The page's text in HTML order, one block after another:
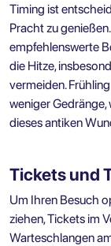
Timing ist
Pracht zu
empfehlenswerte
die Hitze,
vermeiden.
weniger
dieses antiken
Tickets und
Um Ihren Besuch
ziehen, Tickets im
Warteschlangen